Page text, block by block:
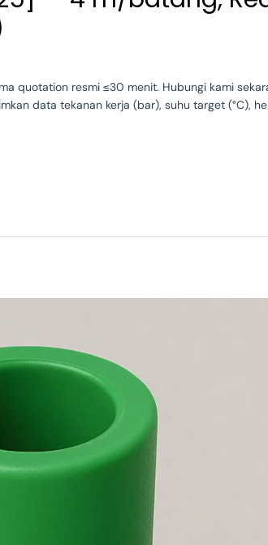
quotation resmi ≤30 menit. Hubungi kami
data tekanan kerja (bar), suhu target (°C),